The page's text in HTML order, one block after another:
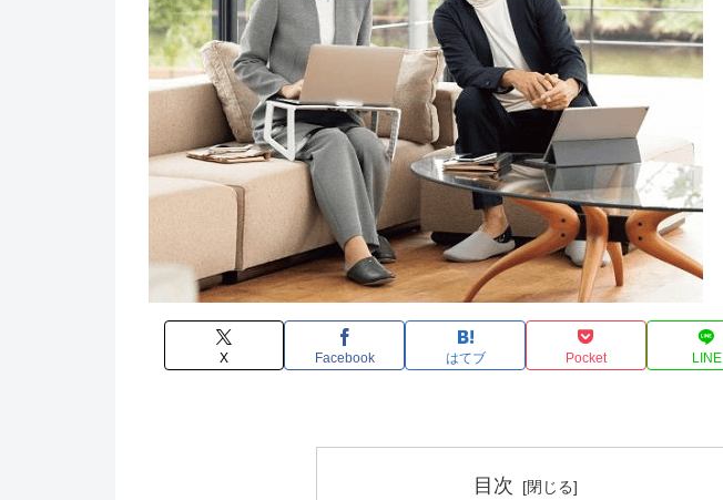
X Facebook はてブ Pocket LINE
目次